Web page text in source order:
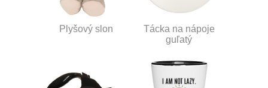
Plyšový slon
Tácka na nápoje
guľatý